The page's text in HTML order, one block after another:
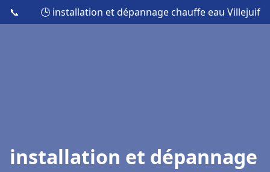
📞 🕒 installation et dépannage chauffe eau Villejuif
installation et dépannage